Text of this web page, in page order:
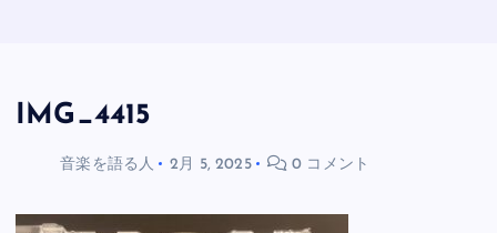
IMG_4415
音楽を語る人 2月 5, 2025 0 コメント